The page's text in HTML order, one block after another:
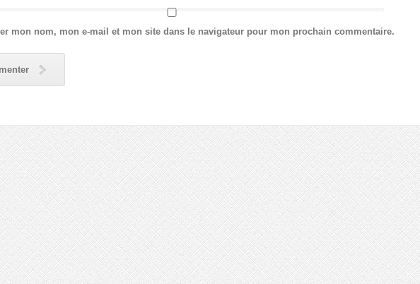
mon nom, mon e-mail et mon site dans le navigateur pour mon prochain commentaire.